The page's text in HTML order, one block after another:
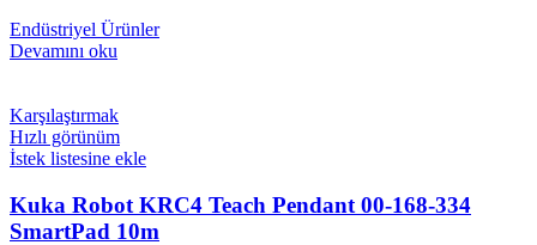
Endüstriyel Ürünler
Devamını oku
Karşılaştırmak
Hızlı görünüm
İstek listesine ekle
Kuka Robot KRC4 Teach Pendant 00-168-334
SmartPad 10m